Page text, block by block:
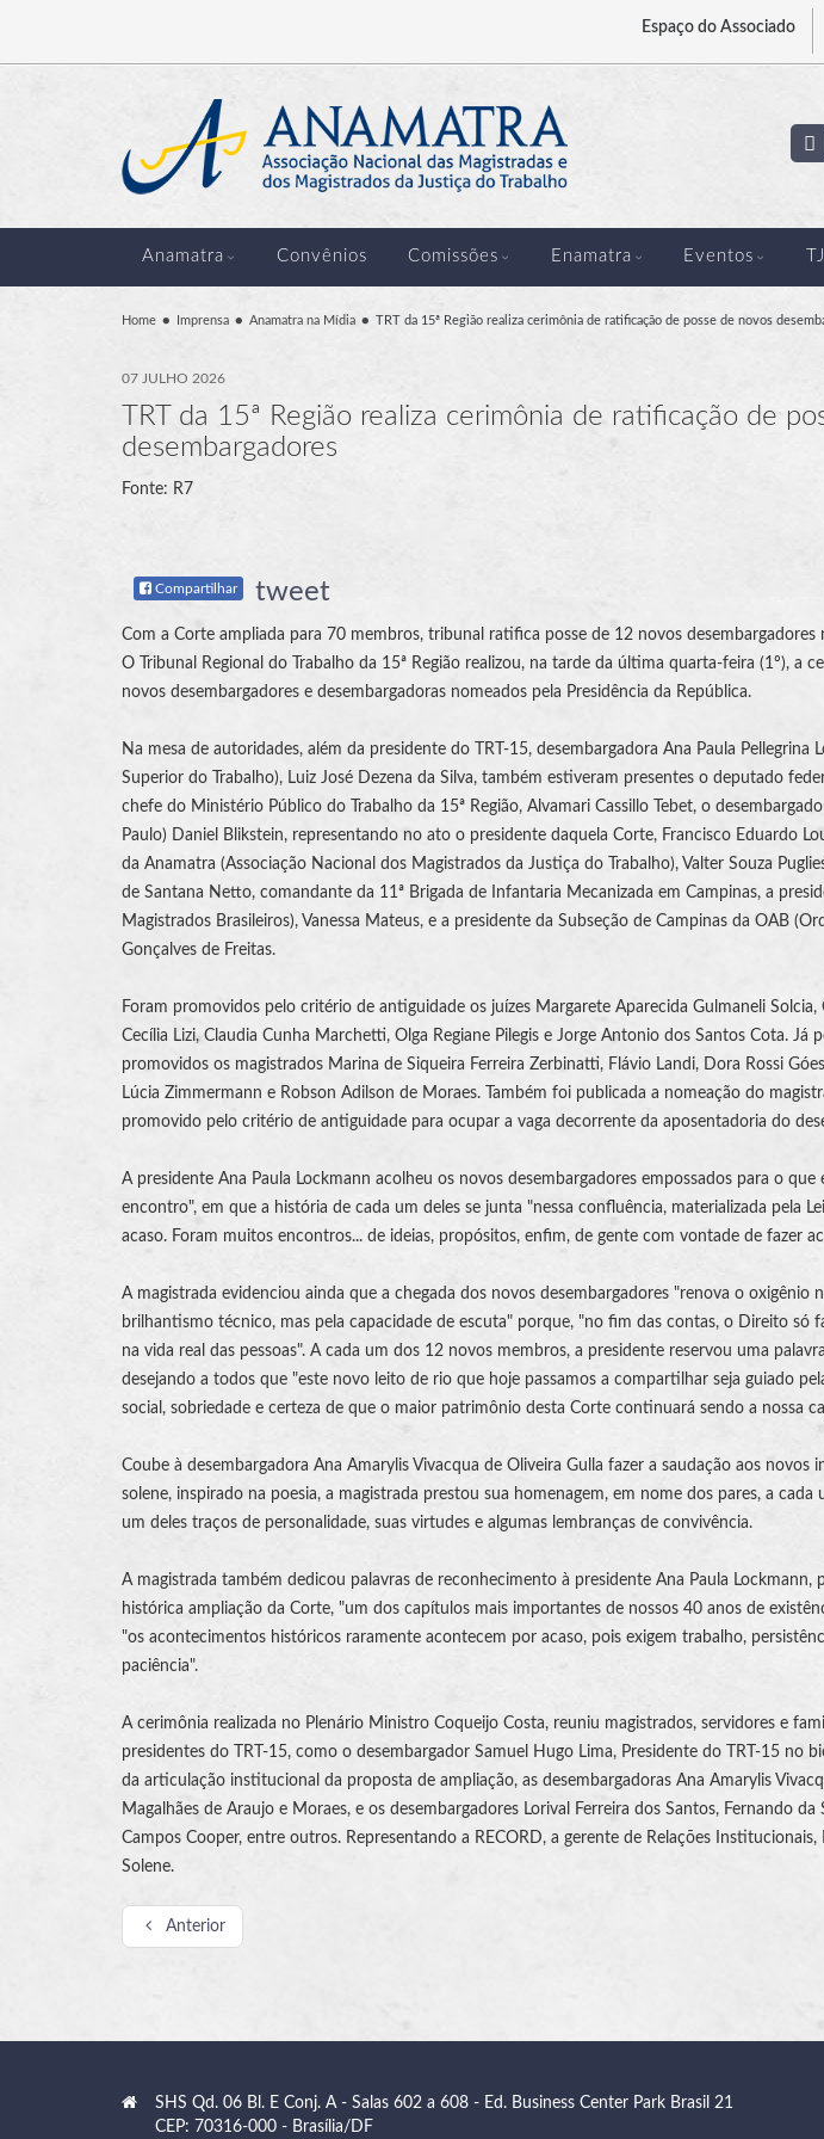
Espaço do Associado
Anamatra Convênios Comissões Enamatra Eventos
Home Imprensa Anamatra na Mídia TRT da 15ª Região realiza cerimônia de ratificação de posse de novos
07 JULHO 2026
TRT da 15ª Região realiza cerimônia de ratificação de
desembargadores
Fonte: R7
Compartilhar tweet
Com a Corte ampliada para 70 membros, tribunal ratifica posse de 12 novos desembargadores
O Tribunal Regional do Trabalho da 15ª Região realizou, na tarde da última quarta-feira (1º), a
novos desembargadores e desembargadoras nomeados pela Presidência da República.
Na mesa de autoridades, além da presidente do TRT-15, desembargadora Ana Paula Pellegrina
Superior do Trabalho), Luiz José Dezena da Silva, também estiveram presentes o deputado
chefe do Ministério Público do Trabalho da 15ª Região, Alvamari Cassillo Tebet, o
Paulo) Daniel Blikstein, representando no ato o presidente daquela Corte, Francisco Eduardo
da Anamatra (Associação Nacional dos Magistrados da Justiça do Trabalho), Valter Souza
de Santana Netto, comandante da 11ª Brigada de Infantaria Mecanizada em Campinas, a
Magistrados Brasileiros), Vanessa Mateus, e a presidente da Subseção de Campinas da OAB
Gonçalves de Freitas.
Foram promovidos pelo critério de antiguidade os juízes Margarete Aparecida Gulmaneli Solcia,
Cecília Lizi, Claudia Cunha Marchetti, Olga Regiane Pilegis e Jorge Antonio dos Santos Cota.
promovidos os magistrados Marina de Siqueira Ferreira Zerbinatti, Flávio Landi, Dora Rossi
Lúcia Zimmermann e Robson Adilson de Moraes. Também foi publicada a nomeação do
promovido pelo critério de antiguidade para ocupar a vaga decorrente da aposentadoria do
A presidente Ana Paula Lockmann acolheu os novos desembargadores empossados para o
encontro", em que a história de cada um deles se junta "nessa confluência, materializada pela
acaso. Foram muitos encontros... de ideias, propósitos, enfim, de gente com vontade de fazer
A magistrada evidenciou ainda que a chegada dos novos desembargadores "renova o oxigênio
brilhantismo técnico, mas pela capacidade de escuta" porque, "no fim das contas, o Direito só
na vida real das pessoas". A cada um dos 12 novos membros, a presidente reservou uma
desejando a todos que "este novo leito de rio que hoje passamos a compartilhar seja guiado
social, sobriedade e certeza de que o maior patrimônio desta Corte continuará sendo a nossa
Coube à desembargadora Ana Amarylis Vivacqua de Oliveira Gulla fazer a saudação aos novos
solene, inspirado na poesia, a magistrada prestou sua homenagem, em nome dos pares, a cada
um deles traços de personalidade, suas virtudes e algumas lembranças de convivência.
A magistrada também dedicou palavras de reconhecimento à presidente Ana Paula Lockmann,
histórica ampliação da Corte, "um dos capítulos mais importantes de nossos 40 anos de
"os acontecimentos históricos raramente acontecem por acaso, pois exigem trabalho,
paciência".
A cerimônia realizada no Plenário Ministro Coqueijo Costa, reuniu magistrados, servidores e
presidentes do TRT-15, como o desembargador Samuel Hugo Lima, Presidente do TRT-15 no
da articulação institucional da proposta de ampliação, as desembargadoras Ana Amarylis
Magalhães de Araujo e Moraes, e os desembargadores Lorival Ferreira dos Santos, Fernando
Campos Cooper, entre outros. Representando a RECORD, a gerente de Relações
Solene.
Anterior
SHS Qd. 06 Bl. E Conj. A - Salas 602 a 608 - Ed. Business Center Park Brasil 21
CEP: 70316-000 - Brasília/DF